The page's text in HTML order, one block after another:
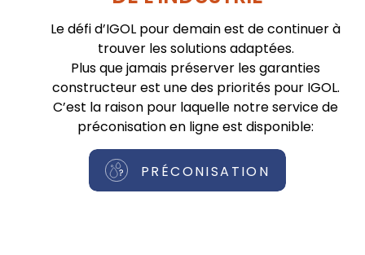
Le défi d’IGOL pour demain est de continuer à
trouver les solutions adaptées.
Plus que jamais préserver les garanties
constructeur est une des priorités pour IGOL.
C’est la raison pour laquelle notre service de
préconisation en ligne est disponible:
PRÉCONISATION